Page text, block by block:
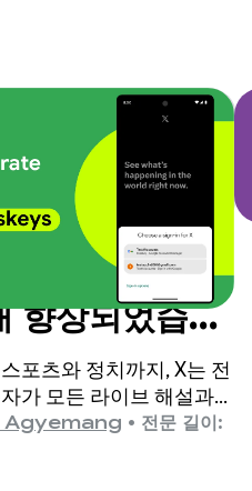
한 후 로그
향상되었습니
포츠와 정치까지, X는 전
가 모든 라이브 해설과
수 있도록 지원하는 소셜
Agyemang • 전문 길이: